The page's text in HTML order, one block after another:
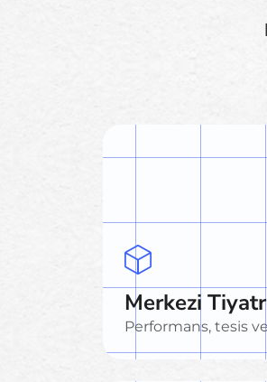
Merkezi
Performans, tesis